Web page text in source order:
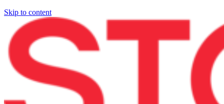
Skip to content